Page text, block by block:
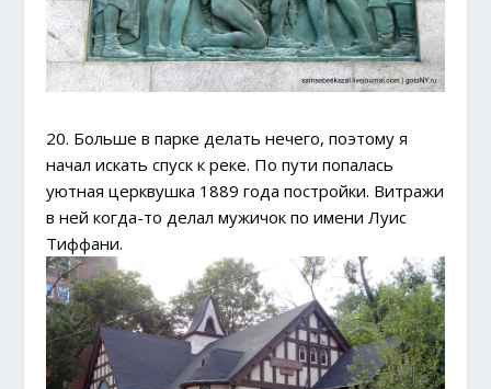
20. Больше в парке делать нечего, поэтому я
начал искать спуск к реке. По пути попалась
уютная церквушка 1889 года постройки. Витражи
в ней когда-то делал мужичок по имени Луис
Тиффани.